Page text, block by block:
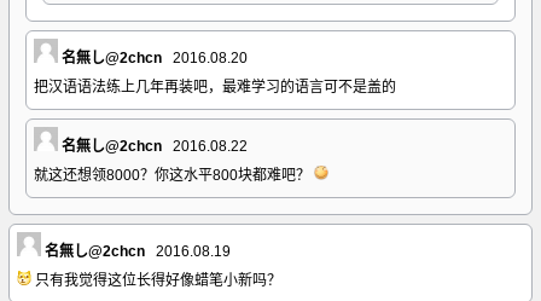
名無し@2chcn
2016.08.20
把汉语语法练上几年再装吧，最难学习的语言可不是盖的
名無し@2chcn
2016.08.22
就这还想领8000？你这水平800块都难吧？
名無し@2chcn
2016.08.19
只有我觉得这位长得好像蜡笔小新吗？